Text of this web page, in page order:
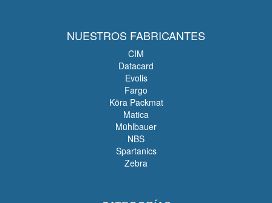
NUESTROS FABRICANTES
CIM
Datacard
Evolis
Fargo
Köra Packmat
Matica
Mühlbauer
NBS
Spartanics
Zebra